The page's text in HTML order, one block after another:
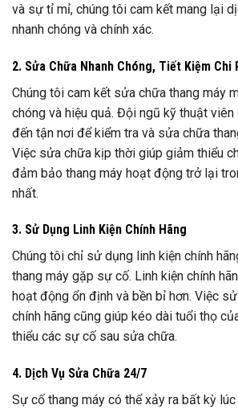
và sự tỉ mỉ, chúng tôi cam kết mang lại
nhanh chóng và chính xác.
2. Sửa Chữa Nhanh Chóng, Tiết Kiệm Chi
Chúng tôi cam kết sửa chữa thang máy
chóng và hiệu quả. Đội ngũ kỹ thuật
đến tận nơi để kiểm tra và sửa chữa
Việc sửa chữa kịp thời giúp giảm thiểu
đảm bảo thang máy hoạt động trở lại
nhất.
3. Sử Dụng Linh Kiện Chính Hãng
Chúng tôi chỉ sử dụng linh kiện chính
thang máy gặp sự cố. Linh kiện chính
hoạt động ổn định và bền bỉ hơn. Việc
chính hãng cũng giúp kéo dài tuổi thọ
thiểu các sự cố sau sửa chữa.
4. Dịch Vụ Sửa Chữa 24/7
Sự cố thang máy có thể xảy ra bất kỳ